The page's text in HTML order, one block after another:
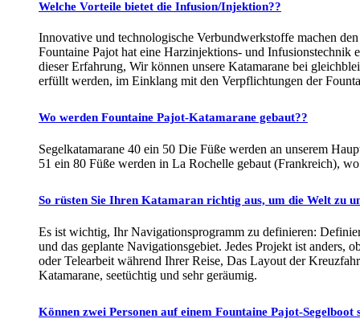
Welche Vorteile bietet die Infusion/Injektion??
Innovative und technologische Verbundwerkstoffe machen
Fountaine Pajot hat eine Harzinjektions- und
dieser Erfahrung, Wir können unsere Katamarane bei
erfüllt werden, im Einklang mit den Verpflichtungen der
Wo werden Fountaine Pajot-Katamarane gebaut??
Segelkatamarane 40 ein 50 Die Füße werden an unserem
51 ein 80 Füße werden in La Rochelle gebaut (Frankreich),
So rüsten Sie Ihren Katamaran richtig aus, um die Welt zu
Es ist wichtig, Ihr Navigationsprogramm zu definieren:
und das geplante Navigationsgebiet. Jedes Projekt ist anders,
oder Telearbeit während Ihrer Reise, Das Layout der
Katamarane, seetüchtig und sehr geräumig.
Können zwei Personen auf einem Fountaine Pajot-Segelboot